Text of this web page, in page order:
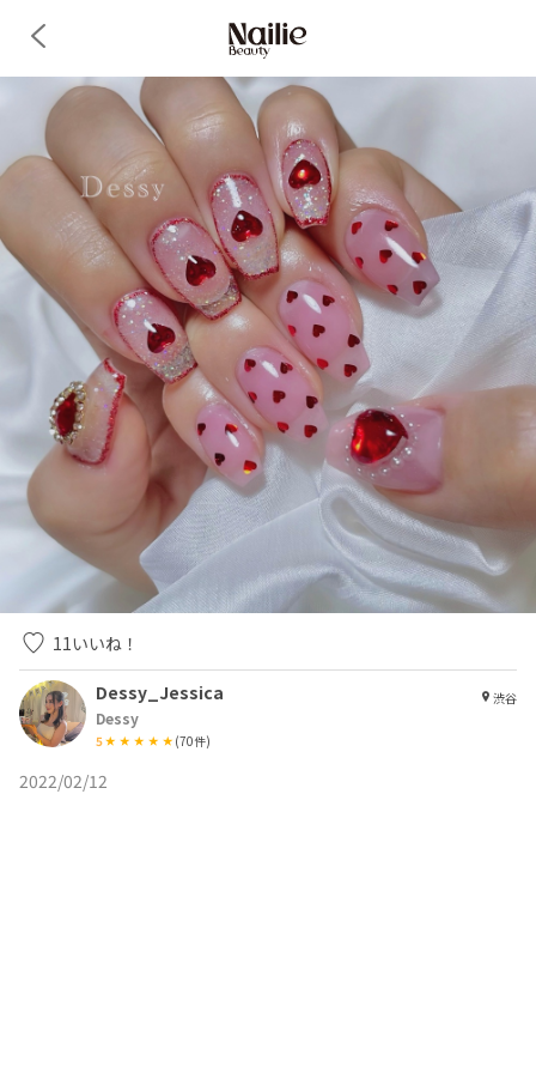
11いいね！
Dessy_Jessica
Dessy
5 (70件)
渋谷
2022/02/12